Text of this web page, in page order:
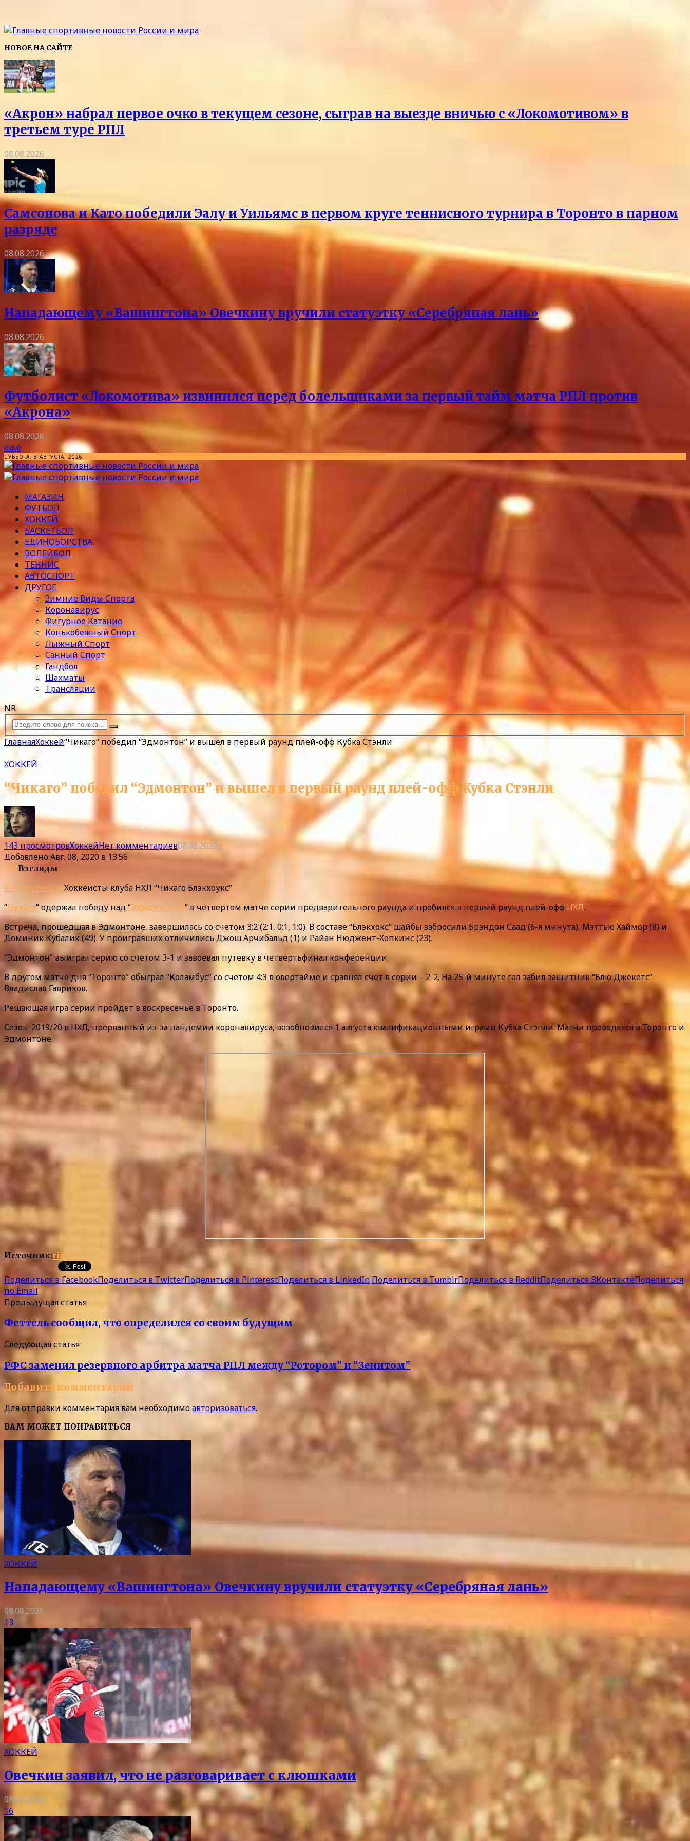
НОВОЕ НА САЙТЕ
«Акрон» набрал первое очко в текущем сезоне, сыграв на выезде вничью с «Локомотивом» в
третьем туре РПЛ
08.08.2026
Самсонова и Като победили Эалу и Уильямс в первом круге теннисного турнира в Торонто в парном
разряде
08.08.2026
Нападающему «Вашингтона» Овечкину вручили статуэтку «Серебряная лань»
08.08.2026
Футболист «Локомотива» извинился перед болельщиками за первый тайм матча РПЛ против
«Акрона»
08.08.2026
еще
СУББОТА, 8 АВГУСТА, 2026
МАГАЗИН
ФУТБОЛ
ХОККЕЙ
БАСКЕТБОЛ
ЕДИНОБОРСТВА
ВОЛЕЙБОЛ
ТЕННИС
АВТОСПОРТ
ДРУГОЕ
Зимние Виды Спорта
Коронавирус
Фигурное Катание
Конькобежный Спорт
Лыжный Спорт
Санный Спорт
Гандбол
Шахматы
Трансляции
NR
ГлавнаяХоккей“Чикаго” победил “Эдмонтон” и вышел в первый раунд плей-офф Кубка Стэнли
ХОККЕЙ
“Чикаго” победил “Эдмонтон” и вышел в первый раунд плей-офф Кубка Стэнли
143 просмотровХоккейНет комментариев08.08.2020
ДобавленоАвг. 08, 2020 в 13:56
143Взгляды
© Perry NelsonХоккеисты клуба НХЛ “Чикаго Блэкхоукс”
“Чикаго” одержал победу над “Эдмонтоном” в четвертом матче серии предварительного раунда и пробился в первый раунд плей-офф НХЛ.
Встреча, прошедшая в Эдмонтоне, завершилась со счетом 3:2 (2:1, 0:1, 1:0). В составе “Блэкхокс” шайбы забросили Брэндон Саад (6-я минута), Мэттью Хаймор (8) и
Доминик Кубалик (49). У проигравших отличились Джош Арчибальд (1) и Райан Нюджент-Хопкинс (23).
“Эдмонтон” выиграл серию со счетом 3-1 и завоевал путевку в четвертьфинал конференции.
В другом матче дня “Торонто” обыграл “Коламбус” со счетом 4:3 в овертайме и сравнял счет в серии – 2-2. На 25-й минуте гол забил защитник “Блю Джекетс”
Владислав Гавриков.
Решающая игра серии пройдет в воскресенье в Торонто.
Сезон-2019/20 в НХЛ, прерванный из-за пандемии коронавируса, возобновился 1 августа квалификационными играми Кубка Стэнли. Матчи проводятся в Торонто и
Эдмонтоне.
Источник:ria.ru
Поделиться в FacebookПоделиться в TwitterПоделиться в PinterestПоделиться в LinkedIn Поделиться в TumblrПоделиться в RedditПоделиться ВКонтактеПоделиться
по Email
Предыдущая статья
Феттель сообщил, что определился со своим будущим
Следующая статья
РФС заменил резервного арбитра матча РПЛ между “Ротором” и “Зенитом”
Добавить комментарий
Для отправки комментария вам необходимоавторизоваться.
ВАМ МОЖЕТ ПОНРАВИТЬСЯ
ХОККЕЙ
Нападающему «Вашингтона» Овечкину вручили статуэтку «Серебряная лань»
08.08.2026
13
ХОККЕЙ
Овечкин заявил, что не разговаривает с клюшками
08.08.2026
16